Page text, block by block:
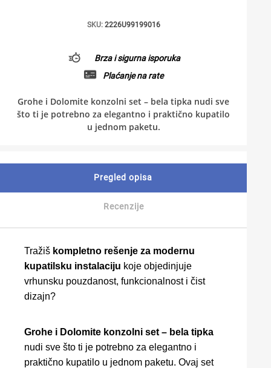
SKU: 2226U99199016
Brza i sigurna isporuka
Plaćanje na rate
Grohe i Dolomite konzolni set – bela tipka nudi sve
što ti je potrebno za elegantno i praktično kupatilo
u jednom paketu.
Pregled opisa
Recenzije
Tražiš kompletno rešenje za modernu
kupatilsku instalaciju koje objedinjuje
vrhunsku pouzdanost, funkcionalnost i čist
dizajn?
Grohe i Dolomite konzolni set – bela tipka
nudi sve što ti je potrebno za elegantno i
praktično kupatilo u jednom paketu. Ovaj set